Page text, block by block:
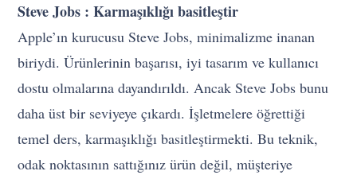
Steve Jobs : Karmaşıklığı basitleştir
Apple’ın kurucusu Steve Jobs, minimalizme inanan
biriydi. Ürünlerinin başarısı, iyi tasarım ve kullanıcı
dostu olmalarına dayandırıldı. Ancak Steve Jobs bunu
daha üst bir seviyeye çıkardı. İşletmelere öğrettiği
temel ders, karmaşıklığı basitleştirmekti. Bu teknik,
odak noktasının sattığınız ürün değil, müşteriye